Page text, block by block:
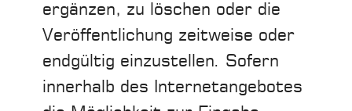
ergänzen, zu löschen oder die
Veröffentlichung zeitweise oder
endgültig einzustellen. Sofern
innerhalb des Internetangebotes